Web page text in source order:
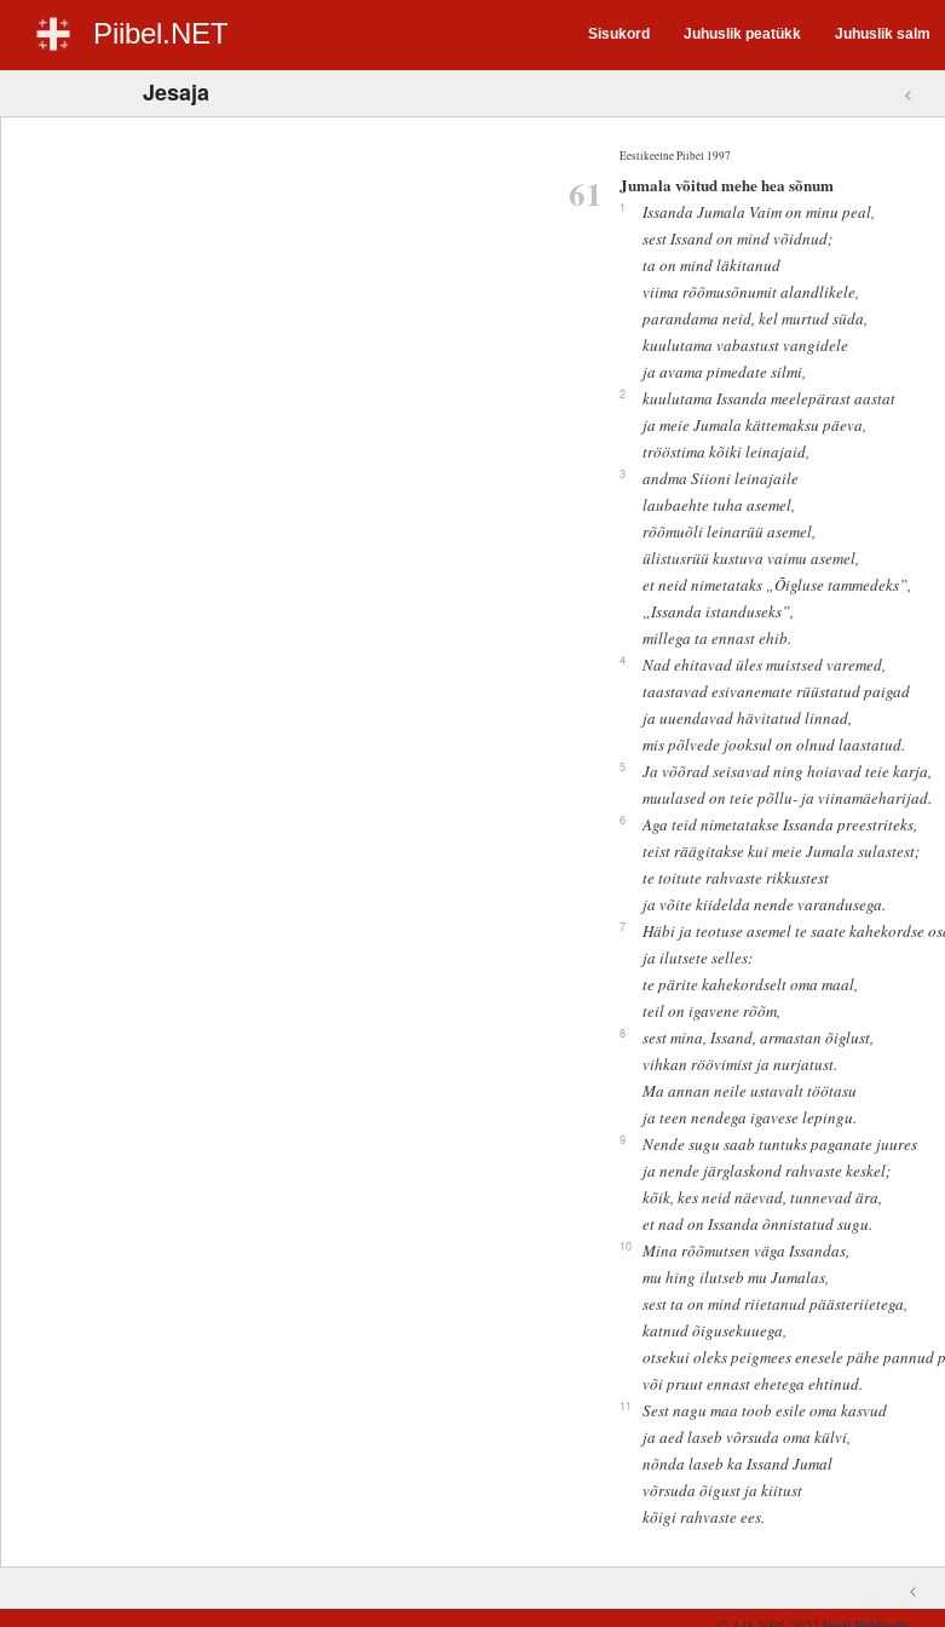
Piibel.NET Sisukord Juhuslik peatükk Juhuslik salm
Jesaja <
Eestikeelne Piibel 1997
61 Jumala võitud mehe hea sõnum
1
Issanda Jumala Vaim on minu peal,
sest Issand on mind võidnud;
ta on mind läkitanud
viima rõõmusõnumit alandlikele,
parandama neid, kel murtud süda,
kuulutama vabastust vangidele
ja avama pimedate silmi,
2
kuulutama Issanda meelepärast aastat
ja meie Jumala kättemaksu päeva,
trööstima kõiki leinajaid,
3
andma Siioni leinajaile
laubaehte tuha asemel,
rõõmuõli leinarüü asemel,
ülistusrüü kustuva vaimu asemel,
et neid nimetataks „Õigluse tammedeks”,
„Issanda istanduseks”,
millega ta ennast ehib.
4
Nad ehitavad üles muistsed varemed,
taastavad esivanemate rüüstatud paigad
ja uuendavad hävitatud linnad,
mis põlvede jooksul on olnud laastatud.
5
Ja võõrad seisavad ning hoiavad teie karja,
muulased on teie põllu- ja viinamäeharijad.
6
Aga teid nimetatakse Issanda preestriteks,
teist räägitakse kui meie Jumala sulastest;
te toitute rahvaste rikkustest
ja võite kiidelda nende varandusega.
7
Häbi ja teotuse asemel te saate kahekordse
ja ilutsete selles:
te pärite kahekordselt oma maal,
teil on igavene rõõm,
8
sest mina, Issand, armastan õiglust,
vihkan röövimist ja nurjatust.
Ma annan neile ustavalt töötasu
ja teen nendega igavese lepingu.
9
Nende sugu saab tuntuks paganate juures
ja nende järglaskond rahvaste keskel;
kõik, kes neid näevad, tunnevad ära,
et nad on Issanda õnnistatud sugu.
10
Mina rõõmutsen väga Issandas,
mu hing ilutseb mu Jumalas,
sest ta on mind riietanud päästeriietega,
katnud õigusekuuega,
otsekui oleks peigmees enesele pähe
või pruut ennast ehetega ehtinud.
11
Sest nagu maa toob esile oma kasvud
ja aed laseb võrsuda oma külvi,
nõnda laseb ka Issand Jumal
võrsuda õigust ja kiitust
kõigi rahvaste ees.
<